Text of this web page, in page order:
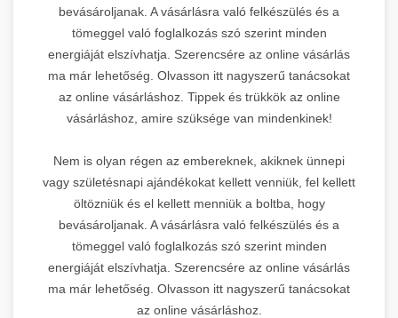
bevásároljanak. A vásárlásra való felkészülés és a
tömeggel való foglalkozás szó szerint minden
energiáját elszívhatja. Szerencsére az online vásárlás
ma már lehetőség. Olvasson itt nagyszerű tanácsokat
az online vásárláshoz. Tippek és trükkök az online
vásárláshoz, amire szüksége van mindenkinek!
Nem is olyan régen az embereknek, akiknek ünnepi
vagy születésnapi ajándékokat kellett venniük, fel kellett
öltözniük és el kellett menniük a boltba, hogy
bevásároljanak. A vásárlásra való felkészülés és a
tömeggel való foglalkozás szó szerint minden
energiáját elszívhatja. Szerencsére az online vásárlás
ma már lehetőség. Olvasson itt nagyszerű tanácsokat
az online vásárláshoz.